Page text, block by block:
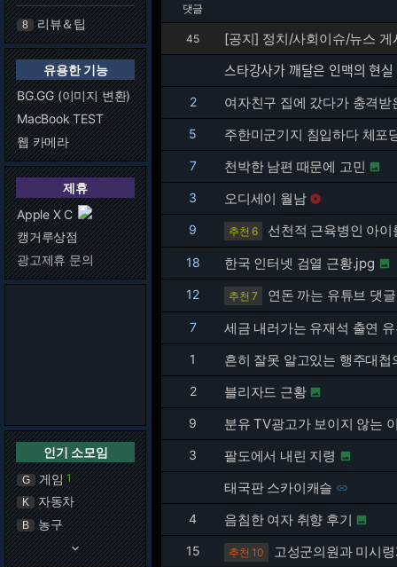
8 리뷰＆팁
유용한 기능
BG.GG (이미지 변환)
MacBook TEST
웹 카메라
제휴
Apple X C
캥거루상점
광고제휴 문의
인기 소모임
G 게임 1
K 자동차
B 농구
keyboard_arrow_down
댓글
45
[공지] 정치/사회이슈/뉴스
스타강사가 깨달은 인맥의 현실
2 여자친구 집에 갔다가 충격받
5 주한미군기지 침입하다 체포
7 천박한 남편 때문에 고민 
3 오디세이 월남 
9 추천 6 선천적 근육병인 아이를
18 한국 인터넷 검열 근황.jpg 
12 추천 7 연돈 까는 유튜브 댓글
7 세금 내러가는 유재석 출연
1 흔히 잘못 알고있는 행주대첩
2 블리자드 근황 
9 분유 TV광고가 보이지 않는
3 팔도에서 내린 지령 
태국판 스카이캐슬 
4 음침한 여자 취향 후기 
15 추천 10 고성군의원과 미시